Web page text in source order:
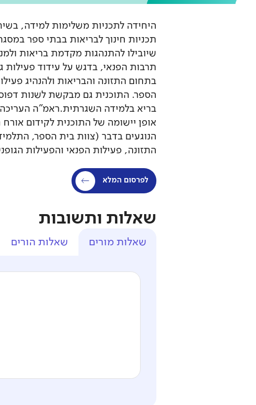
היחידה לתכניות משלימות למידה,
תכניות חינוך לבריאות בבתי ספר
שיובילו להתנהגות מקדמת בריאות
תרבות הפנאי, בדגש על עידוד
בתחום התזונה והבריאות ולהנהיג
הספר. התוכנית גם מבקשת לשנות
בריא בלמידה השגרתית.ראמ"ה
אופן יישומה של התוכנית לקידום
הנוגעים בדבר (צוות בית הספר,
התזונה, פעילות הפנאי והפעילות
לפרסום המלא
שאלות ותשובות
שאלות מורים שאלות הורים